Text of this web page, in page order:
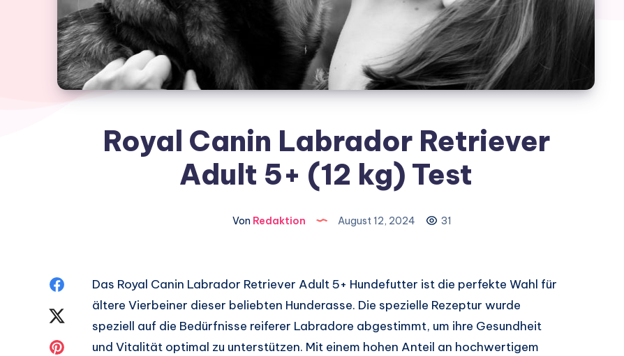
Royal Canin Labrador Retriever
Adult 5+ (12 kg) Test
Von Redaktion August 12, 2024 31
Facebook
Twitter
Das Royal Canin Labrador Retriever Adult 5+ Hundefutter ist die perfekte Wahl für
ältere Vierbeiner dieser beliebten Hunderasse. Die spezielle Rezeptur wurde
speziell auf die Bedürfnisse reiferer Labradore abgestimmt, um ihre Gesundheit
und Vitalität optimal zu unterstützen. Mit einem hohen Anteil an hochwertigem